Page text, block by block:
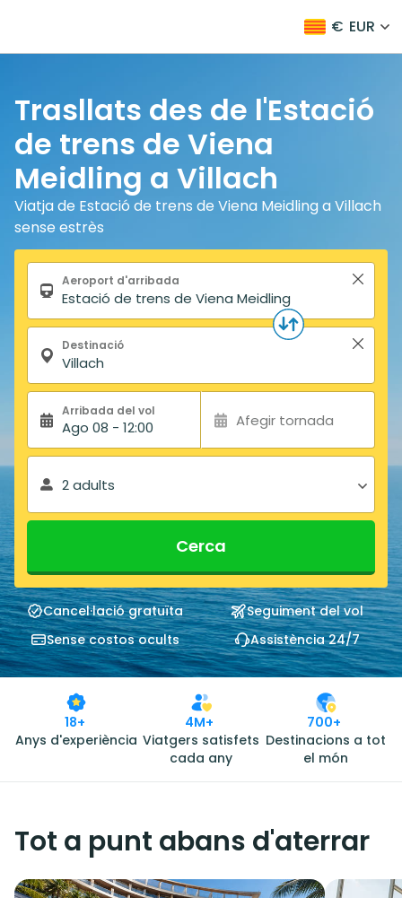
€ EUR
Trasllats des de l'Estació
de trens de Viena
Meidling a Villach
Viatja de Estació de trens de Viena Meidling a Villach
sense estrès
Formulari de cerca
Aeroport d'arribada
Destinació
Arribada del vol
Ago 08 - 12:00 Afegir tornada
2 adults
Cerca
Cancel·lació gratuïta
Seguiment del vol
Sense costos ocults
Assistència 24/7
18+
Anys d'experiència
4M+
Viatgers satisfets
cada any
700+
Destinacions a tot
el món
Tot a punt abans d'aterrar